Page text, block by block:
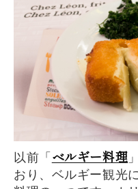
以前「 ベルギー料理
おり、ベルギー観光